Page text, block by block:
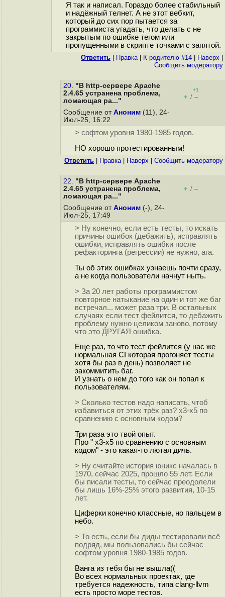
Я так и написал. Гораздо более стабильный
и надёжный телнет. А не этот вебкит,
который до сих пор пытается за
программиста угадать, что делать с не
закрытым по ошибке тегом или
пропущенными в скрипте точками с запятой.
Ответить Правка| К родителю #14 Наверх
Cообщить модератору
20. "В http-сервере Apache
2.4.65 устранена проблема,
ломающая ра..."
+1
+ / –
Сообщение от Аноним (11), 24-
Июл-25, 16:22
> софтом уровня 1980-1985 годов.
НО хорошо протестированным!
Ответить Правка| Наверх Cообщить модератору
22. "В http-сервере Apache
2.4.65 устранена проблема,
ломающая ра..."
+ / –
Сообщение от Аноним (-), 24-
Июл-25, 17:49
> Ну конечно, если есть тесты, то искать
причины ошибок (дебажить), исправлять
ошибки, исправлять ошибки после
рефакторинга (регрессии) не нужно, ага.
Ты об этих ошибках узнаешь почти сразу,
а не когда пользователи начнут ныть.
> За 20 лет работы программистом
повторное натыкание на один и тот же баг
встречал... может раза три. В остальных
случаях если тест фейлится, то дебажить
проблему нужно целиком заново, потому
что это ДРУГАЯ ошибка.
Еще раз, то что тест фейлится (у нас же
нормальная CI которая прогоняет тесты
хотя бы раз в день) позволяет не
закоммитить баг.
И узнать о нем до того как он попал к
пользователям.
> Сколько тестов надо написать, чтоб
избавиться от этих трёх раз? x3-x5 по
сравнению с основным кодом?
Три раза это твой опыт.
Про " x3-x5 по сравнению с основным
кодом" - это какая-то лютая дичь.
> Ну считайте история юникс началась в
1970, сейчас 2025, прошло 55 лет. Если
бы писали тесты, то сейчас преодолели
бы лишь 16%-25% этого развития, 10-15
лет.
Циферки конечно классные, но пальцем в
небо.
> То есть, если бы диды тестировали всё
подряд, мы пользовались бы сейчас
софтом уровня 1980-1985 годов.
Ванга из тебя бы не вышла((
Во всех нормальных проектах, где
требуется надежность, типа clang-llvm
есть просто море тестов.